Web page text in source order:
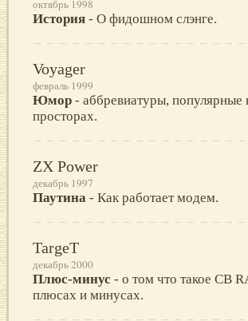
октябрь 1998
История - О фидошном слэнге.
Voyager
февраль 1999
Юмор - аббревиатуры, популярные
просторах.
ZX Power
декабрь 1997
Паутина - Как работает модем.
TargeT
декабрь 2000
Плюс-минус - о том что такое CB
плюсах и минусах.